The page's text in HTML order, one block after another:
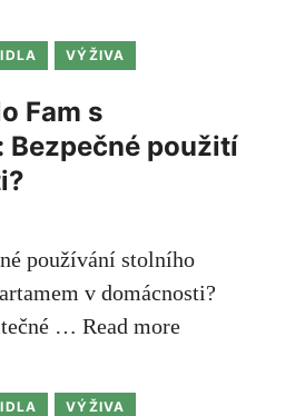
VÝŽIVA
Fam s
Bezpečné použití
používání stolního
v⁤ domácnosti?
… Read more
VÝŽIVA